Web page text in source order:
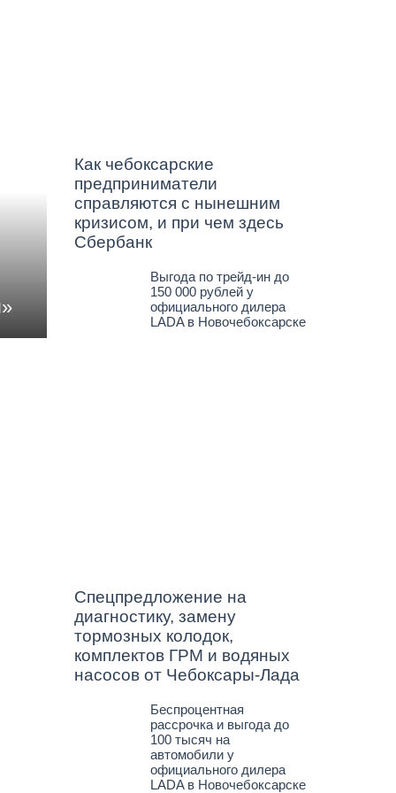
Как чебоксарские
предприниматели
справляются с нынешним
кризисом, и при чем здесь
Сбербанк
Выгода по трейд-ин до
150 000 рублей у
официального дилера
LADA в Новочебоксарске
Спецпредложение на
диагностику, замену
тормозных колодок,
комплектов ГРМ и водяных
насосов от Чебоксары-Лада
Беспроцентная
рассрочка и выгода до
100 тысяч на
автомобили у
официального дилера
LADA в Новочебоксарске